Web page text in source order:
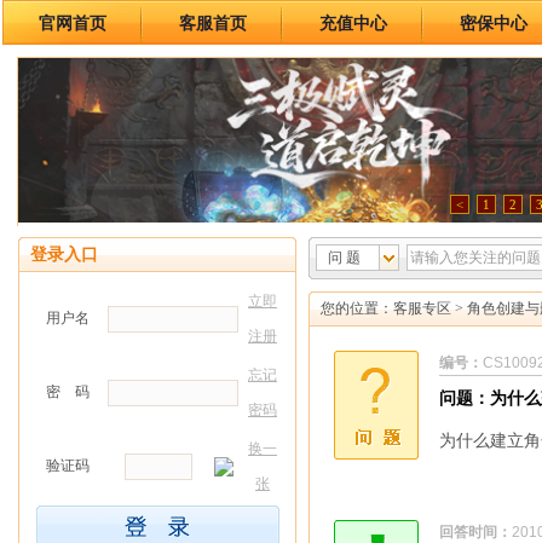
官网首页 客服首页 充值中心 密保中心
< 1 2 3
登录入口
用户名
立即
注册
密 码
忘记
密码
验证码
换一
张
问 题
您的位置： 客服专区 > 角色创建
编号：
问题：为什
为什么建立
回答时间：